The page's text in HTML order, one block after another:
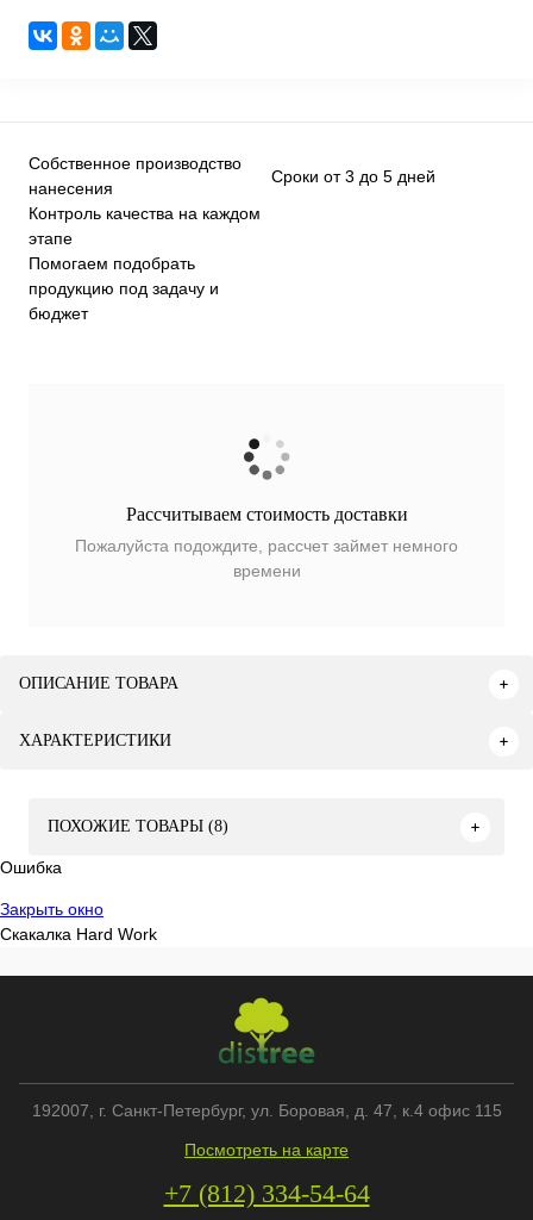
Собственное производство
нанесения
Сроки от 3 до 5 дней
Контроль качества на каждом
этапе
Помогаем подобрать
продукцию под задачу и
бюджет
Рассчитываем стоимость доставки
Пожалуйста подождите, рассчет займет немного
времени
ОПИСАНИЕ ТОВАРА
ХАРАКТЕРИСТИКИ
ПОХОЖИЕ ТОВАРЫ (8)
Ошибка
Закрыть окно
Скакалка Hard Work
192007 , г. Санкт-Петербург, ул. Боровая, д. 47, к.4 офис 115
Посмотреть на карте
+7 (812) 334-54-64